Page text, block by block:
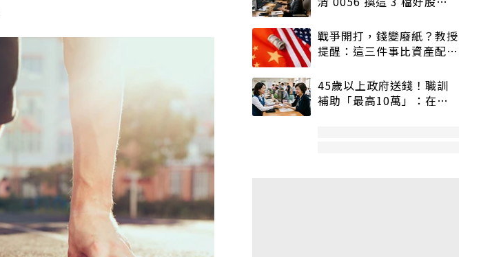
戰爭開打，錢變廢紙？教授
提醒：這三件事比資產配置
45歲以上政府送錢！職訓
補助「最高10萬」：在